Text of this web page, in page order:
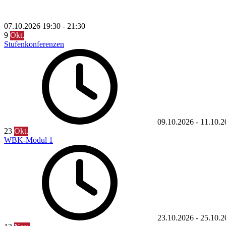
07.10.2026 19:30 - 21:30
9 Okt.
Stufenkonferenzen
09.10.2026 -
23 Okt.
WBK-Modul 1
23.10.2026 -